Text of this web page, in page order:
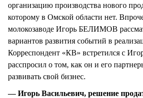
организацию производства нового
которому в Омской области нет.
молокозаводе Игорь БЕЛИМОВ
вариантов развития событий в
Корреспондент «КВ» встретился с
расспросил о том, как он и его
развивать свой бизнес.
— Игорь Васильевич, решение